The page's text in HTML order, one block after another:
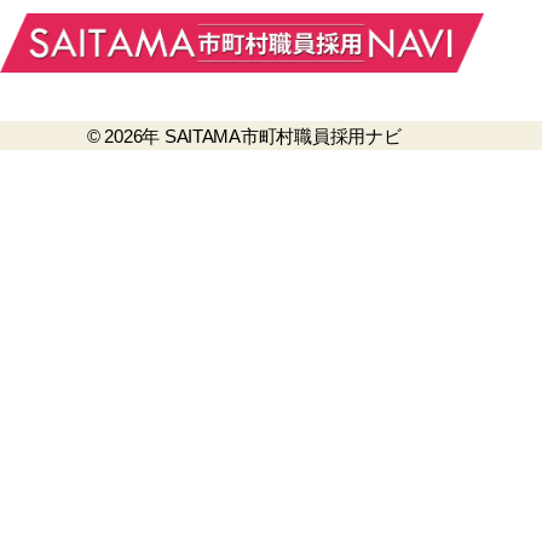
© 2026年 SAITAMA市町村職員採用ナビ